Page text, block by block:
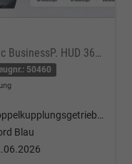
Business 1.5eTSI DSG AHK Dynamic BusinessP. HUD 360Cam DGE Paket - DIGITAL DRIVE INTELLIGENT L Gepäcktrennnetz
50460
Doppelkupplungsgetriebe (DSG)
Blau